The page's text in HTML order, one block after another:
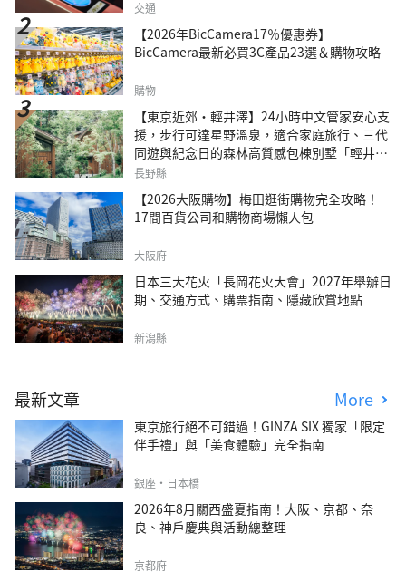
交通
【2026年BicCamera17％優惠券】
BicCamera最新必買3C產品23選＆購物攻略
購物
【東京近郊・輕井澤】24小時中文管家安心支
援，步行可達星野溫泉，適合家庭旅行、三代
同遊與紀念日的森林高質感包棟別墅「輕井澤
森四季VILLA」
長野縣
【2026大阪購物】梅田逛街購物完全攻略！
17間百貨公司和購物商場懶人包
大阪府
日本三大花火「長岡花火大會」2027年舉辦日
期、交通方式、購票指南、隱藏欣賞地點
新潟縣
最新文章 More
東京旅行絕不可錯過！GINZA SIX 獨家「限定
伴手禮」與「美食體驗」完全指南
銀座・日本橋
2026年8月關西盛夏指南！大阪、京都、奈
良、神戶慶典與活動總整理
京都府